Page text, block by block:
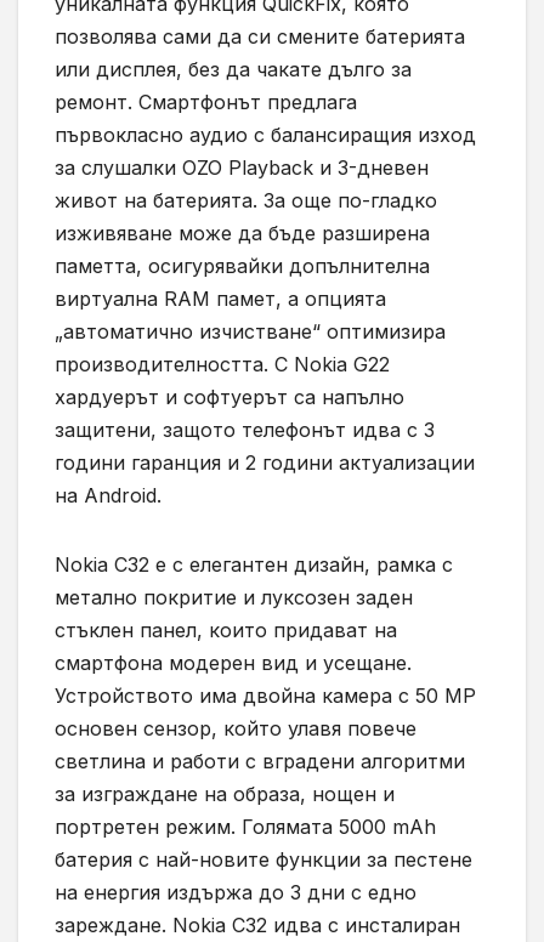
позволява сами да си смените батерията
или дисплея, без да чакате дълго за
ремонт. Смартфонът предлага
първокласно аудио с балансиращия изход
за слушалки OZO Playback и 3-дневен
живот на батерията. За още по-гладко
изживяване може да бъде разширена
паметта, осигурявайки допълнителна
виртуална RAM памет, а опцията
„автоматично изчистване“ оптимизира
производителността. С Nokia G22
хардуерът и софтуерът са напълно
защитени, защото телефонът идва с 3
години гаранция и 2 години актуализации
на Android.
Nokia C32 e с елегантен дизайн, рамка с
метално покритие и луксозен заден
стъклен панел, които придават на
смартфона модерен вид и усещане.
Устройството има двойна камера с 50 MP
основен сензор, който улавя повече
светлина и работи с вградени алгоритми
за изграждане на образа, нощен и
портретен режим. Голямата 5000 mAh
батерия с най-новите функции за пестене
на енергия издържа до 3 дни с едно
зареждане. Nokia C32 идва с инсталиран